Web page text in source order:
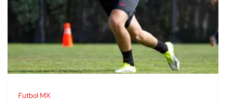
Futbol MX